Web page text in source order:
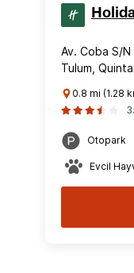
Av. Coba S/N
Tulum,
0.8 mi (1.28
Otopark
Evcil